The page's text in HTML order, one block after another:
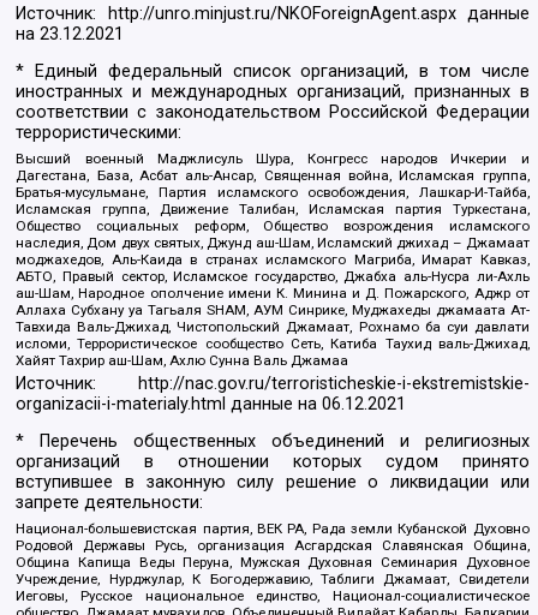
Источник: http://unro.minjust.ru/NKOForeignAgent.aspxданные
на23.12.2021
* Единый федеральный список организаций, в том числе
иностранных и международных организаций, признанных в
соответствии с законодательством Российской Федерации
террористическими:
Высший военный Маджлисуль Шура, Конгресс народов Ичкерии и
Дагестана, База, Асбат аль-Ансар, Священная война, Исламская группа,
Братья-мусульмане, Партия исламского освобождения, Лашкар-И-Тайба,
Исламская группа, Движение Талибан, Исламская партия Туркестана,
Общество социальных реформ, Общество возрождения исламского
наследия, Дом двух святых, Джунд аш-Шам, Исламский джихад – Джамаат
моджахедов, Аль-Каида в странах исламского Магриба, Имарат Кавказ,
АБТО, Правый сектор, Исламское государство, Джабха аль-Нусра ли-Ахль
аш-Шам, Народное ополчение имени К. Минина и Д. Пожарского, Аджр от
Аллаха Субхану уа Тагьаля SHAM, АУМ Синрике, Муджахеды джамаата Ат-
Тавхида Валь-Джихад, Чистопольский Джамаат, Рохнамо ба суи давлати
исломи, Террористическое сообщество Сеть, Катиба Таухид валь-Джихад,
Хайят Тахрир аш-Шам, Ахлю Сунна Валь Джамаа
Источник:
http://nac.gov.ru/terroristicheskie-i-ekstremistskie-
organizacii-i-materialy.html данные на06.12.2021
* Перечень общественных объединений и религиозных
организаций в отношении которых судом принято
вступившее в законную силу решение о ликвидации или
запрете деятельности:
Национал-большевистская партия, ВЕК РА, Рада земли Кубанской Духовно
Родовой Державы Русь, организация Асгардская Славянская Община,
Община Капища Веды Перуна, Мужская Духовная Семинария Духовное
Учреждение, Нурджулар, К Богодержавию, Таблиги Джамаат, Свидетели
Иеговы, Русское национальное единство, Национал-социалистическое